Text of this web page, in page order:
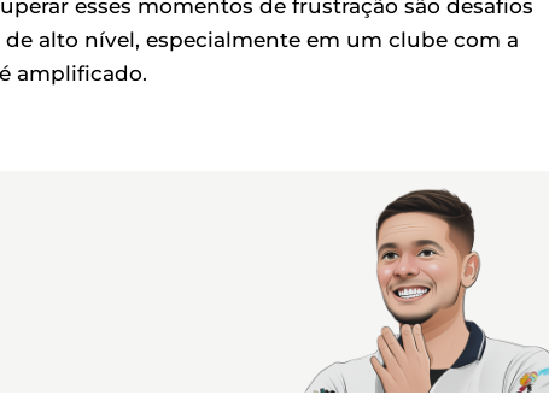
esses momentos de frustração são desafios
alto nível, especialmente em um clube com a
amplificado.